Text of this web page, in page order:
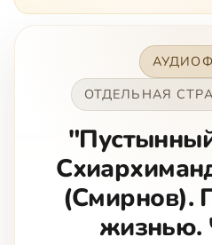
ОТДЕЛЬНАЯ
(Смирнов).
жизнью.